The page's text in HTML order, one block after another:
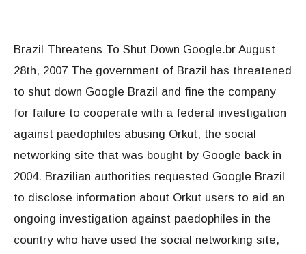
Brazil Threatens To Shut Down Google.br August
28th, 2007 The government of Brazil has threatened
to shut down Google Brazil and fine the company
for failure to cooperate with a federal investigation
against paedophiles abusing Orkut, the social
networking site that was bought by Google back in
2004. Brazilian authorities requested Google Brazil
to disclose information about Orkut users to aid an
ongoing investigation against paedophiles in the
country who have used the social networking site,